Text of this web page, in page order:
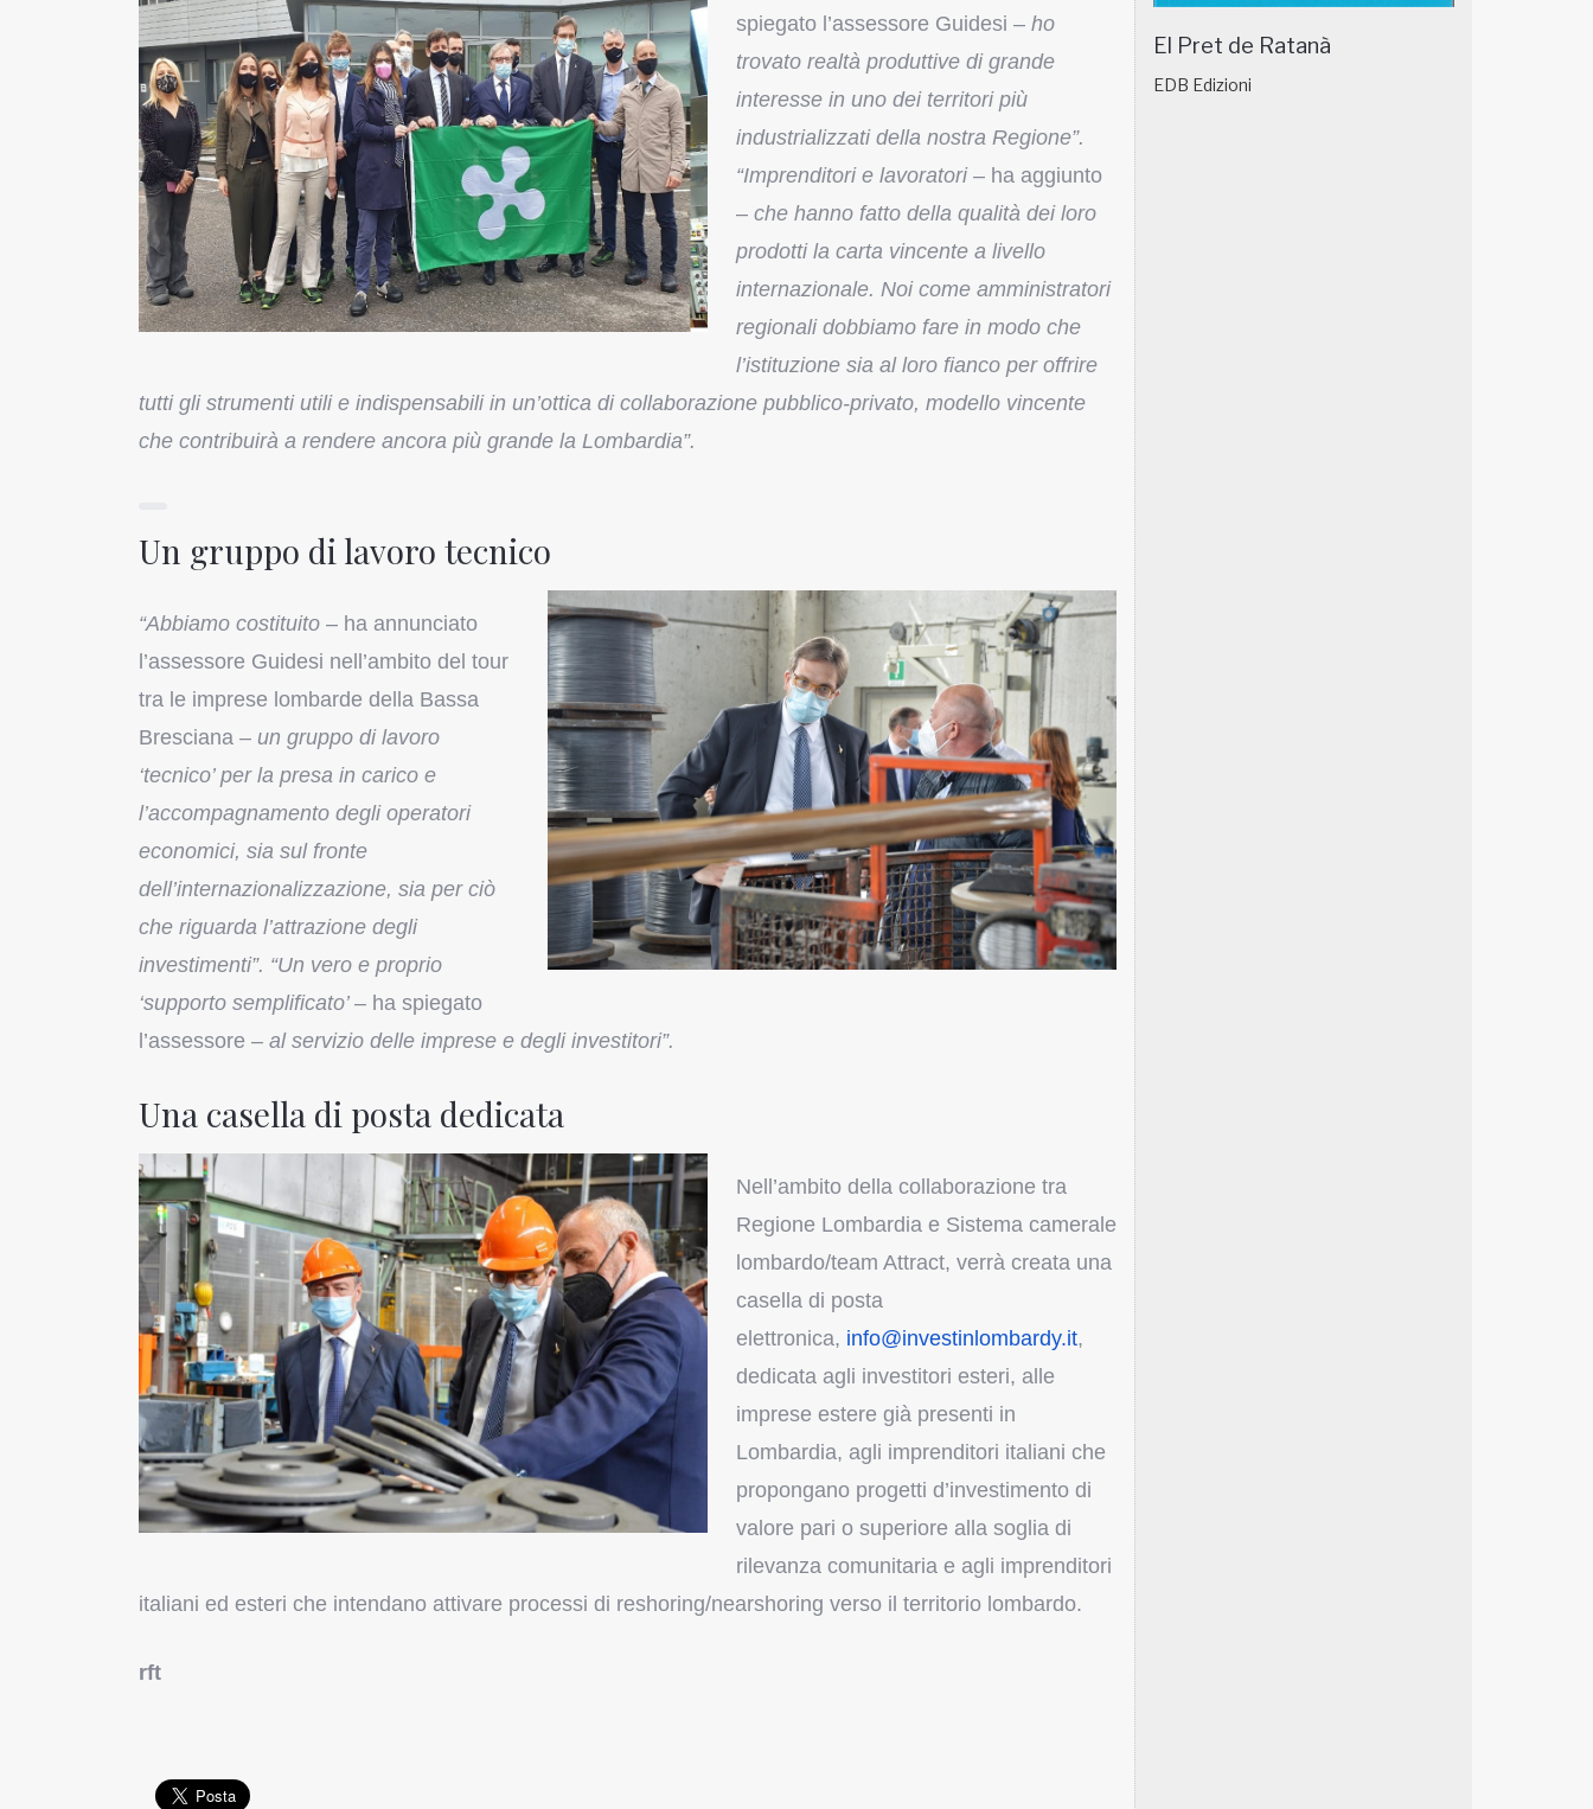
spiegato l’assessore Guidesi – ho
trovato realtà produttive di grande
interesse in uno dei territori più
industrializzati della nostra Regione”.
“Imprenditori e lavoratori – ha aggiunto
– che hanno fatto della qualità dei loro
prodotti la carta vincente a livello
internazionale. Noi come amministratori
regionali dobbiamo fare in modo che
l’istituzione sia al loro fianco per offrire
tutti gli strumenti utili e indispensabili in un’ottica di collaborazione pubblico-privato, modello vincente
che contribuirà a rendere ancora più grande la Lombardia”.
Un gruppo di lavoro tecnico
“Abbiamo costituito – ha annunciato
l’assessore Guidesi nell’ambito del tour
tra le imprese lombarde della Bassa
Bresciana – un gruppo di lavoro
‘tecnico’ per la presa in carico e
l’accompagnamento degli operatori
economici, sia sul fronte
dell’internazionalizzazione, sia per ciò
che riguarda l’attrazione degli
investimenti”. “Un vero e proprio
‘supporto semplificato’ – ha spiegato
l’assessore – al servizio delle imprese e degli investitori”.
Una casella di posta dedicata
Nell’ambito della collaborazione tra
Regione Lombardia e Sistema camerale
lombardo/team Attract, verrà creata una
casella di posta
elettronica, info@investinlombardy.it,
dedicata agli investitori esteri, alle
imprese estere già presenti in
Lombardia, agli imprenditori italiani che
propongano progetti d’investimento di
valore pari o superiore alla soglia di
rilevanza comunitaria e agli imprenditori
italiani ed esteri che intendano attivare processi di reshoring/nearshoring verso il territorio lombardo.
rft
El Pret de Ratanà
EDB Edizioni